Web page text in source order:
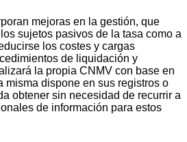
mejoras en la gestión, que
sujetos pasivos de la tasa como a
los costes y cargas
de liquidación y
la propia CNMV con base en
misma dispone en sus registros o
obtener sin necesidad de recurrir a
de información para estos